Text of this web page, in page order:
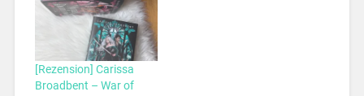
[Rezension] Carissa
Broadbent – War of